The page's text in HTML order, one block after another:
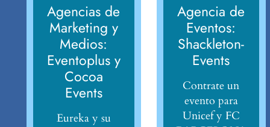
Agencias de
Marketing y
Medios:
Eventoplus y
Cocoa
Events
Eureka y su
Agencia de
Eventos:
Shackleton-
Events
Contrate un
evento para
Unicef y FC